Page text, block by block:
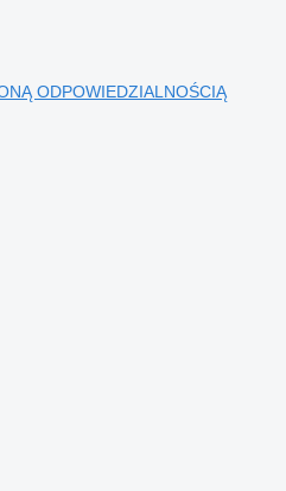
ODPOWIEDZIALNOŚCIĄ